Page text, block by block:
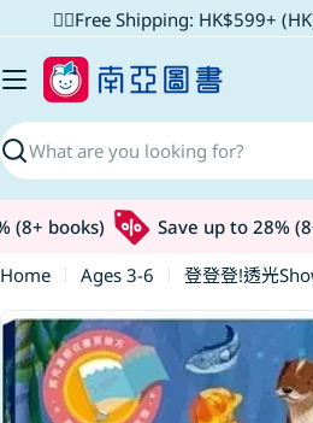
to
content
✌🏼Free Shipping: HK$599+
Search
books) Save up to 28% (8+
Home
Ages 3-6
登登登!透光
Skip
to
product
information